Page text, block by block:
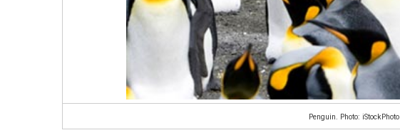
Penguin. Photo: iStockPhoto